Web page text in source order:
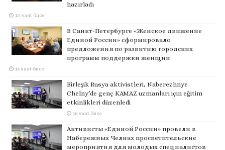
hazırladı
13 saat önce
В Санкт-Петербурге «Женское движение
Единой России» сформировало
предложения по развитию городских
программ поддержки женщин
14 saat önce
Birleşik Rusya aktivistleri, Naberezhnye
Chelny’de genç KAMAZ uzmanları için eğitim
etkinlikleri düzenledi
16 saat önce
Активисты «Единой России» провели в
Набережных Челнах просветительские
мероприятия для молодых специалистов